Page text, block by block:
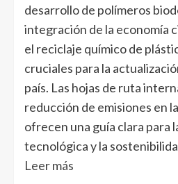
desarrollo de polímeros
integración de la economía
el reciclaje químico de
cruciales para la
país. Las hojas de ruta
reducción de emisiones en
ofrecen una guía clara para
tecnológica y la
Leer más